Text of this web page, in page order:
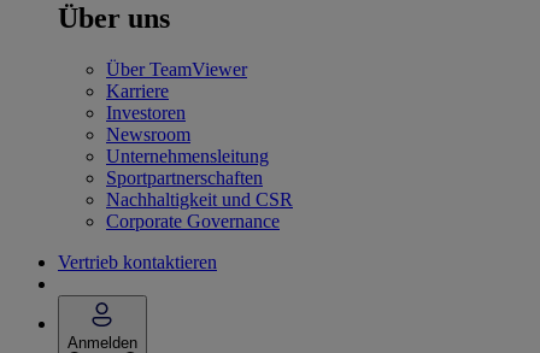
Über uns
Über TeamViewer
Karriere
Investoren
Newsroom
Unternehmensleitung
Sportpartnerschaften
Nachhaltigkeit und CSR
Corporate Governance
Vertrieb kontaktieren
Anmelden